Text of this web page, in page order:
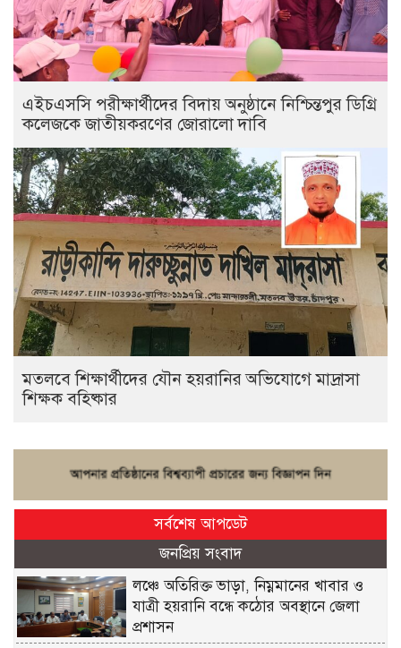
এইচএসসি পরীক্ষার্থীদের বিদায় অনুষ্ঠানে নিশ্চিন্তপুর ডিগ্রি
কলেজকে জাতীয়করণের জোরালো দাবি
মতলবে শিক্ষার্থীদের যৌন হয়রানির অভিযোগে মাদ্রাসা
শিক্ষক বহিষ্কার
সর্বশেষ আপডেট
জনপ্রিয় সংবাদ
লঞ্চে অতিরিক্ত ভাড়া, নিম্নমানের খাবার ও
যাত্রী হয়রানি বন্ধে কঠোর অবস্থানে জেলা
প্রশাসন